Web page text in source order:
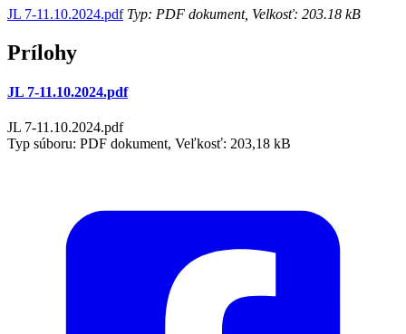
JL 7-11.10.2024.pdfTyp: PDF dokument, Velkosť: 203.18 kB
Prílohy
JL 7-11.10.2024.pdf
JL 7-11.10.2024.pdf
Typ súboru: PDF dokument, Veľkosť: 203,18 kB